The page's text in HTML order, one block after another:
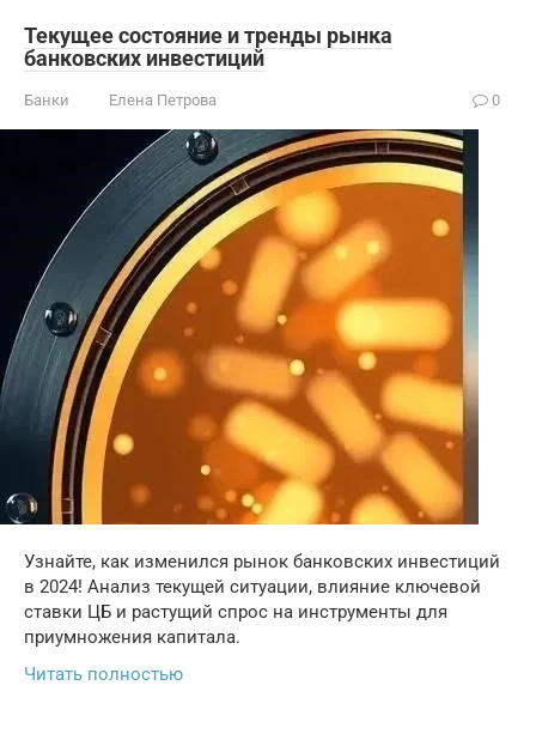
Текущее состояние и тренды рынка
банковских инвестиций
Банки Елена Петрова 0
Узнайте, как изменился рынок банковских инвестиций
в 2024! Анализ текущей ситуации, влияние ключевой
ставки ЦБ и растущий спрос на инструменты для
приумножения капитала.
Читать полностью